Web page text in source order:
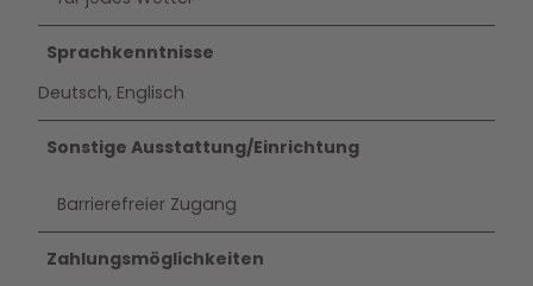
Sprachkenntnisse
Deutsch, Englisch
Sonstige Ausstattung/Einrichtung
Barrierefreier Zugang
Zahlungsmöglichkeiten